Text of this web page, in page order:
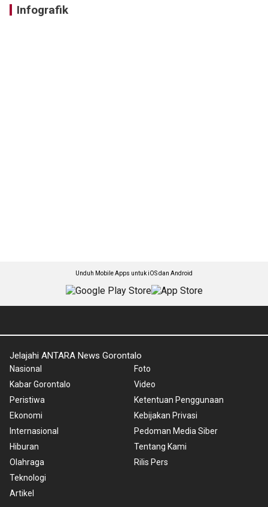
Infografik
Unduh Mobile Apps untuk iOS dan Android
Jelajahi ANTARA News Gorontalo
Nasional
Kabar Gorontalo
Peristiwa
Ekonomi
Internasional
Hiburan
Olahraga
Teknologi
Artikel
Foto
Video
Ketentuan Penggunaan
Kebijakan Privasi
Pedoman Media Siber
Tentang Kami
Rilis Pers